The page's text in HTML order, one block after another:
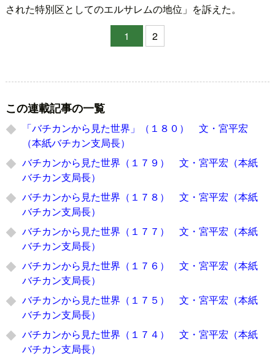
された特別区としてのエルサレムの地位」を訴えた。
1
2
この連載記事の一覧
「バチカンから見た世界」（１８０） 文・宮平宏
（本紙バチカン支局長）
バチカンから見た世界（１７９） 文・宮平宏（本紙
バチカン支局長）
バチカンから見た世界（１７８） 文・宮平宏（本紙
バチカン支局長）
バチカンから見た世界（１７７） 文・宮平宏（本紙
バチカン支局長）
バチカンから見た世界（１７６） 文・宮平宏（本紙
バチカン支局長）
バチカンから見た世界（１７５） 文・宮平宏（本紙
バチカン支局長）
バチカンから見た世界（１７４） 文・宮平宏（本紙
バチカン支局長）